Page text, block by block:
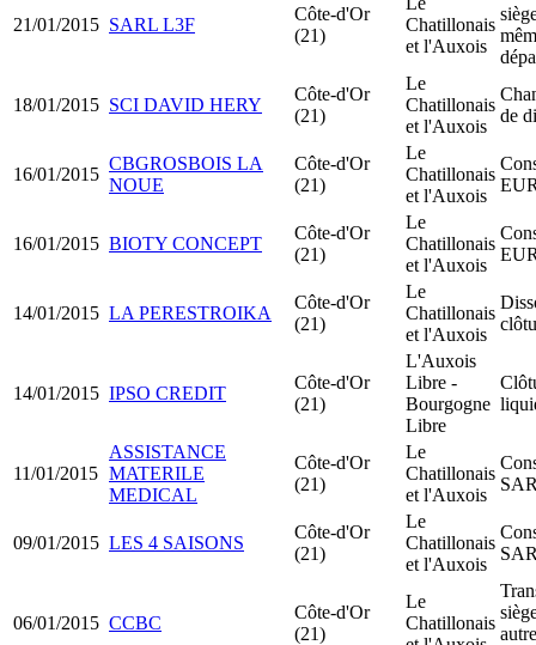
21/01/2015 SARL L3F
Côte-d'Or
(21)
Chatillonais
et l'Auxois
18/01/2015 SCI DAVID HERY
Côte-d'Or
(21)
Le
Chatillonais
et l'Auxois
de
16/01/2015
CBGROSBOIS LA
NOUE
Côte-d'Or
(21)
Le
Chatillonais
et l'Auxois
16/01/2015 BIOTY CONCEPT
Côte-d'Or
(21)
Le
Chatillonais
et l'Auxois
14/01/2015 LA PERESTROIKA
Côte-d'Or
(21)
Le
Chatillonais
et l'Auxois
14/01/2015 IPSO CREDIT
Côte-d'Or
(21)
L'Auxois
Libre -
Bourgogne
Libre
11/01/2015
ASSISTANCE
MATERILE
MEDICAL
Côte-d'Or
(21)
Le
Chatillonais
et l'Auxois
09/01/2015 LES 4 SAISONS
Côte-d'Or
(21)
Le
Chatillonais
et l'Auxois
06/01/2015 CCBC
Côte-d'Or
(21)
Le
Chatillonais
autre